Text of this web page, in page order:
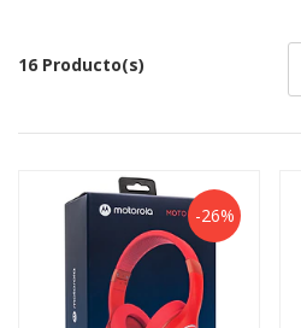
16 Producto(s)
-26%